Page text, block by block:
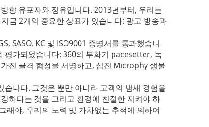
향 유포자와 정유입니다. 2013년부터, 우리는
금 2개의 중요한 상표가 있습니다: 광고 방송과
SASO, KC 및 ISO9001 증명서를 통과했습니
평가되었습니다: 360의 부화기 pacesetter, 녹
진 골격 협정을 서명하고, 심천 Microphy 생물
니다. 그것은 뿐만 아니라 고객의 냄새 경험을
하다는 것을 그리고 환경에 친절한 지켜야 하
래야, 우리의 노력 및 가차없는 추적에 의하여